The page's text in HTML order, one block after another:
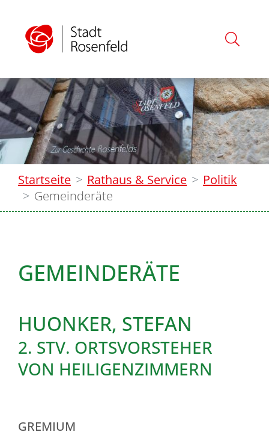
Startseite Rathaus & Service
Politik
Gemeinderäte
GEMEINDERÄTE
HUONKER, STEFAN
2. STV. ORTSVORSTEHER
VON HEILIGENZIMMERN
GREMIUM